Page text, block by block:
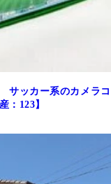
サッカー系のカメラコ
：123】